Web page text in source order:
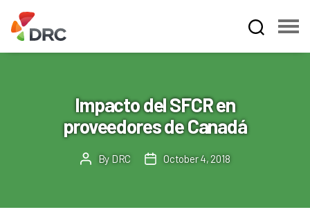
Dispute
Resolution
Corporation
Impacto del SFCR en
proveedores de Canadá
PostBy DRC
PostOctober 4, 2018